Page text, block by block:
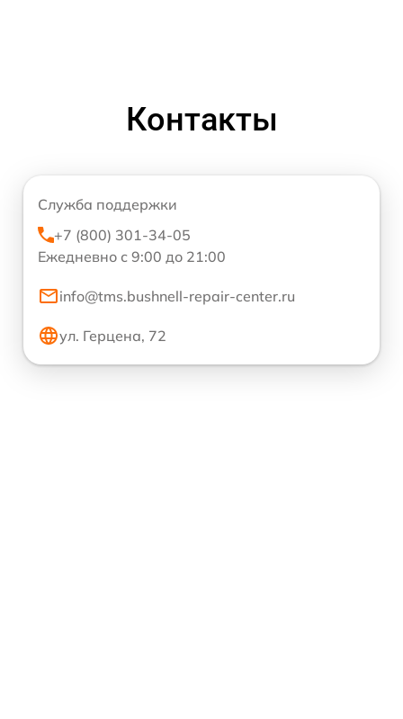
Контакты
Служба поддержки
+7 (800) 301-34-05
Ежедневно с 9:00 до 21:00
info@tms.bushnell-repair-center.ru
ул. Герцена, 72